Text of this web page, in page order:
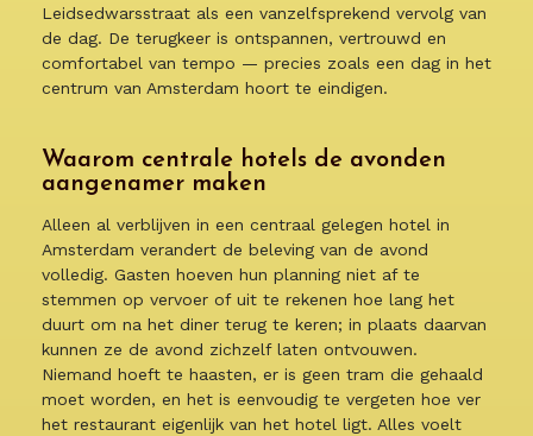
Leidsedwarsstraat als een vanzelfsprekend vervolg van
de dag. De terugkeer is ontspannen, vertrouwd en
comfortabel van tempo — precies zoals een dag in het
centrum van Amsterdam hoort te eindigen.
Waarom centrale hotels de avonden
aangenamer maken
Alleen al verblijven in een centraal gelegen hotel in
Amsterdam verandert de beleving van de avond
volledig. Gasten hoeven hun planning niet af te
stemmen op vervoer of uit te rekenen hoe lang het
duurt om na het diner terug te keren; in plaats daarvan
kunnen ze de avond zichzelf laten ontvouwen.
Niemand hoeft te haasten, er is geen tram die gehaald
moet worden, en het is eenvoudig te vergeten hoe ver
het restaurant eigenlijk van het hotel ligt. Alles voelt